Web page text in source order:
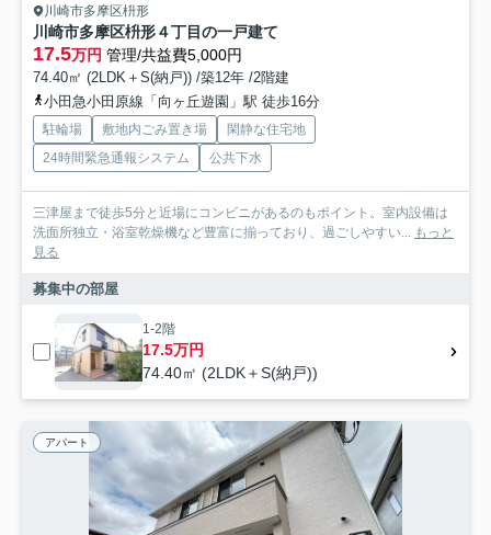
川崎市多摩区枡形
川崎市多摩区枡形４丁目の一戸建て
17.5万円 管理/共益費5,000円
74.40㎡ (2LDK＋S(納戸)) /築12年 /2階建
小田急小田原線「向ヶ丘遊園」駅 徒歩16分
駐輪場 敷地内ごみ置き場
閑静な住宅地
24時間緊急通報システム
公共下水
三津屋まで徒歩5分と近場にコンビニがあるのもポイント。室内設備は
洗面所独立・浴室乾燥機など豊富に揃っており、過ごしやすい... もっと
見る
募集中の部屋
1-2階
17.5万円
74.40㎡ (2LDK＋S(納戸))
アパート